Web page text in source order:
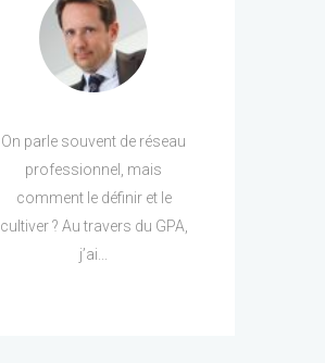
On parle souvent de réseau
professionnel, mais
comment le définir et le
cultiver ? Au travers du GPA,
j’ai...